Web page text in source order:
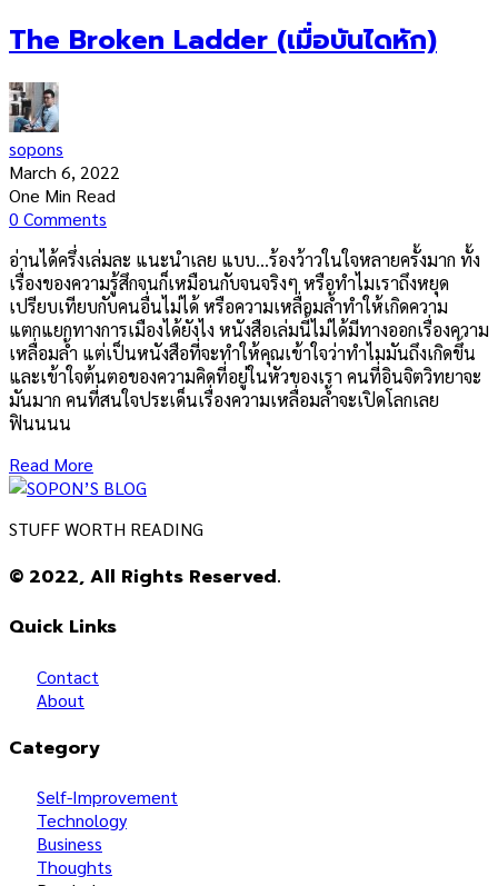
The Broken Ladder (เมื่อบันไดหัก)
sopons
March 6, 2022
One Min Read
0 Comments
อ่านได้ครึ่งเล่มละ แนะนำเลย แบบ…ร้องว้าวในใจหลายครั้งมาก ทั้ง
เรื่องของความรู้สึกจนก็เหมือนกับจนจริงๆ หรือทำไมเราถึงหยุด
เปรียบเทียบกับคนอื่นไม่ได้ หรือความเหลื่อมล้ำทำให้เกิดความ
แตกแยกทางการเมืองได้ยังไง หนังสือเล่มนี้ไม่ได้มีทางออกเรื่องความ
เหลื่อมล้ำ แต่เป็นหนังสือที่จะทำให้คุณเข้าใจว่าทำไมมันถึงเกิดขึ้น
และเข้าใจต้นตอของความคิดที่อยู่ในหัวของเรา คนที่อินจิตวิทยาจะ
มันมาก คนที่สนใจประเด็นเรื่องความเหลื่อมล้ำจะเปิดโลกเลย
ฟินนนน
Read More
STUFF WORTH READING
© 2022, All Rights Reserved.
Quick Links
Contact
About
Category
Self-Improvement
Technology
Business
Thoughts